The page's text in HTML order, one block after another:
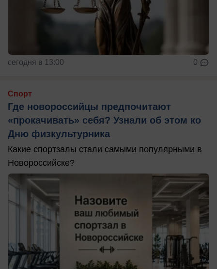
сегодня в 13:00 0
Спорт
Где новороссийцы предпочитают
«прокачивать» себя? Узнали об этом ко
Дню физкультурника
Какие спортзалы стали самыми популярными в
Новороссийске?